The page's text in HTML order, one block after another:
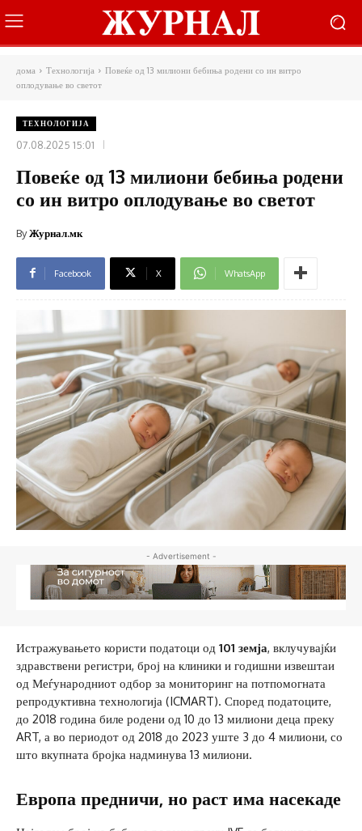
дома Технологија
Повеќе од 13 милиони бебиња родени со ин витро
оплодување во светот
ТЕХНОЛОГИЈА
07.08.2025 15:01
Повеќе од 13 милиони бебиња родени
со ин витро оплодување во светот
ByЖурнал.мк
Facebook X WhatsApp
- Advertisement -
Истражувањето користи податоци од 101 земја, вклучувајќи
здравствени регистри, број на клиники и годишни извештаи
од Меѓународниот одбор за мониторинг на потпомогната
репродуктивна технологија (ICMART). Според податоците,
до 2018 година биле родени од 10 до 13 милиони деца преку
ART, а во периодот од 2018 до 2023 уште 3 до 4 милиони, со
што вкупната бројка надминува 13 милиони.
Европа предничи, но раст има насекаде